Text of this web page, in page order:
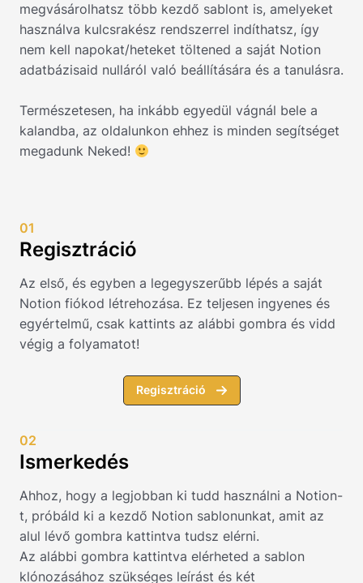
megvásárolhatsz több kezdő sablont is, amelyeket
használva kulcsrakész rendszerrel indíthatsz, így
nem kell napokat/heteket töltened a saját Notion
adatbázisaid nulláról való beállítására és a tanulásra.
Természetesen, ha inkább egyedül vágnál bele a
kalandba, az oldalunkon ehhez is minden segítséget
megadunk Neked!
01
Regisztráció
Az első, és egyben a legegyszerűbb lépés a saját
Notion fiókod létrehozása. Ez teljesen ingyenes és
egyértelmű, csak kattints az alábbi gombra és vidd
végig a folyamatot!
Regisztráció
02
Ismerkedés
Ahhoz, hogy a legjobban ki tudd használni a Notion-
t, próbáld ki a kezdő Notion sablonunkat, amit az
alul lévő gombra kattintva tudsz elérni.
Az alábbi gombra kattintva elérheted a sablon
klónozásához szükséges leírást és két